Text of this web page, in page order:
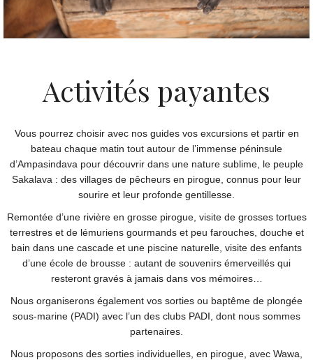
Activités payantes
Vous pourrez choisir avec nos guides vos excursions et partir en
bateau chaque matin tout autour de l’immense péninsule
d’Ampasindava pour découvrir dans une nature sublime, le peuple
Sakalava : des villages de pêcheurs en pirogue, connus pour leur
sourire et leur profonde gentillesse.
Remontée d’une rivière en grosse pirogue, visite de grosses tortues
terrestres et de lémuriens gourmands et peu farouches, douche et
bain dans une cascade et une piscine naturelle, visite des enfants
d’une école de brousse : autant de souvenirs émerveillés qui
resteront gravés à jamais dans vos mémoires…
Nous organiserons également vos sorties ou baptême de plongée
sous-marine (PADI) avec l’un des clubs PADI, dont nous sommes
partenaires.
Nous proposons des sorties individuelles, en pirogue, avec Wawa,